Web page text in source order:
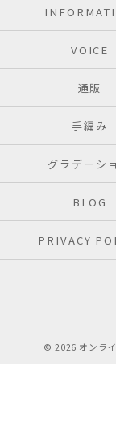
VOICE
通販
手編み
グラデーシ
BLOG
PRIVACY
© 2026 オンラ